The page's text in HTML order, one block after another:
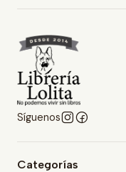
Síguenos
Categorías